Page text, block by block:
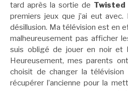
tard après la sortie de
premiers jeux que j’ai eut avec.
désillusion. Ma télévision est en
malheureusement pas afficher
suis obligé de jouer en noir et
Heureusement, mes parents
choisit de changer la télévision
récupérer l’ancienne pour la